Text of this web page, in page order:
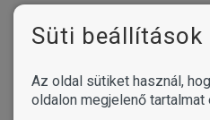
Termékek /
Linda - 2026.08.03.
Süti beállítások
Az oldal sütiket használ,
oldalon megjelenő tartalmat